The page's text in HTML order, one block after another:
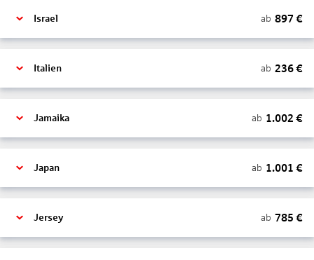
Israel ab 897 €
Italien ab 236€
Jamaika ab 1.002 €
Japan ab 1.001 €
Jersey ab 785 €